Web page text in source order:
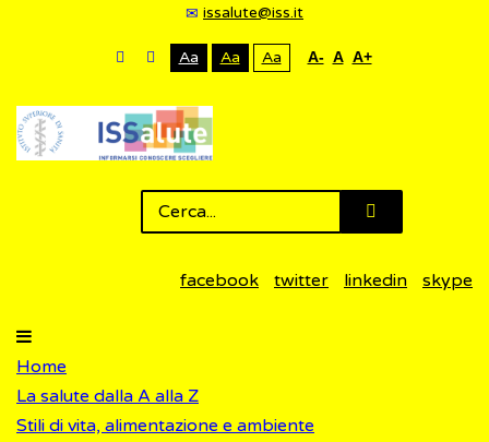
issalute@iss.it
Aa Aa Aa A- A A+
facebook twitter linkedin skype
Home
La salute dalla A alla Z
Stili di vita, alimentazione e ambiente